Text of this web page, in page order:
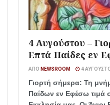
4 Αυγούστου –
Επτά Παίδες εν
ΑΠΌ NEWSROOM 4
Γιορτή σήμερα: Τη
Παίδων εν Εφέσω τιμά